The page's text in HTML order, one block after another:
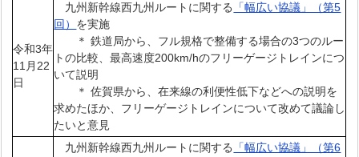
令和3年
11月22
日
九州新幹線西九州ルートに関する
「幅広い協議」（第5
回） を実施
＊ 鉄道局から、フル規格で整備する場合の3つのルー
トの比較、最高速度200km/hのフリーゲージトレインにつ
いて説明
＊ 佐賀県から、在来線の利便性低下などへの説明を
求めたほか、フリーゲージトレインについて改めて議論し
たいと意見
九州新幹線西九州ルートに関する
「幅広い協議」（第6